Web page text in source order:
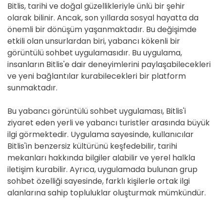
Bitlis, tarihi ve doğal güzellikleriyle ünlü bir şehir
olarak bilinir. Ancak, son yıllarda sosyal hayatta da
önemli bir dönüşüm yaşanmaktadır. Bu değişimde
etkili olan unsurlardan biri, yabancı kökenli bir
görüntülü sohbet uygulamasıdır. Bu uygulama,
insanların Bitlis'e dair deneyimlerini paylaşabilecekleri
ve yeni bağlantılar kurabilecekleri bir platform
sunmaktadır.
Bu yabancı görüntülü sohbet uygulaması, Bitlis'i
ziyaret eden yerli ve yabancı turistler arasında büyük
ilgi görmektedir. Uygulama sayesinde, kullanıcılar
Bitlis'in benzersiz kültürünü keşfedebilir, tarihi
mekanları hakkında bilgiler alabilir ve yerel halkla
iletişim kurabilir. Ayrıca, uygulamada bulunan grup
sohbet özelliği sayesinde, farklı kişilerle ortak ilgi
alanlarına sahip topluluklar oluşturmak mümkündür.